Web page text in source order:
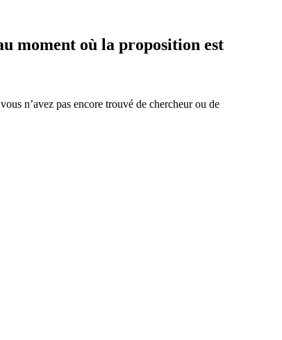
moment où la proposition est
n’avez pas encore trouvé de chercheur ou de